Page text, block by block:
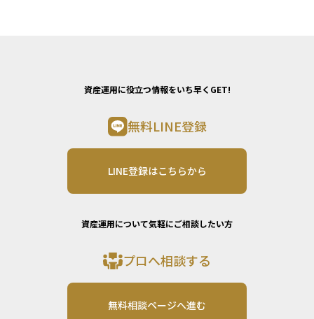
資産運用に役立つ情報をいち早くGET!
無料LINE登録
LINE登録はこちらから
資産運用について気軽にご相談したい方
プロへ相談する
無料相談ページへ進む